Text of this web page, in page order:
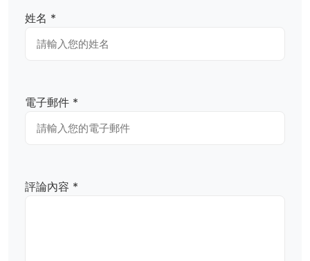
姓名 *
電子郵件 *
評論內容 *